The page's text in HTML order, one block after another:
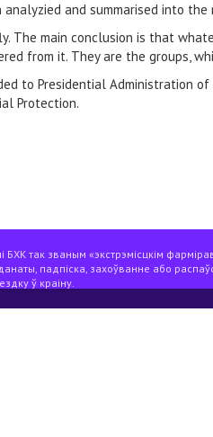
analyzied and summarised into the
The main conclusion is that
from it. They are the groups,
to Presidential Administration
Protection.
так званым «экстрэмісцкім
падпіска, захоўванне або
ў краіну.